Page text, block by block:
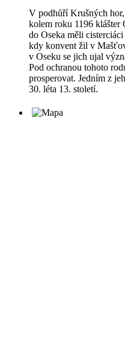
V podhůří Krušných
kolem roku 1196 klášter
do Oseka měli
kdy konvent žil v
v Oseku se jich ujal
Pod ochranou tohoto
prosperovat. Jedním z
30. léta 13. století.